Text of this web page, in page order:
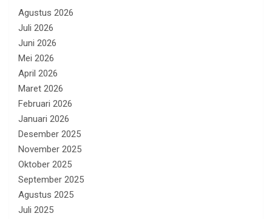
Agustus 2026
Juli 2026
Juni 2026
Mei 2026
April 2026
Maret 2026
Februari 2026
Januari 2026
Desember 2025
November 2025
Oktober 2025
September 2025
Agustus 2025
Juli 2025